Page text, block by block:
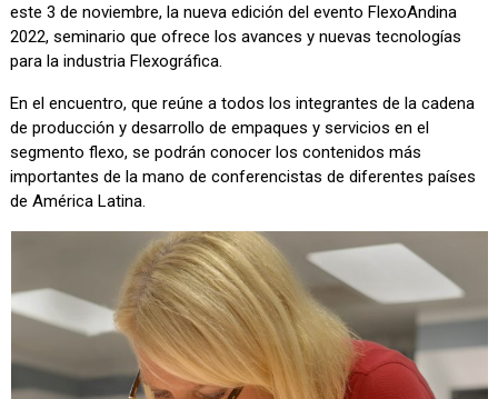
este 3 de noviembre, la nueva edición del evento FlexoAndina
2022, seminario que ofrece los avances y nuevas tecnologías
para la industria Flexográfica.
En el encuentro, que reúne a todos los integrantes de la cadena
de producción y desarrollo de empaques y servicios en el
segmento flexo, se podrán conocer los contenidos más
importantes de la mano de conferencistas de diferentes países
de América Latina.